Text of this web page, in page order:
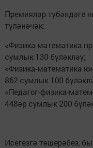
Премияләр түбәндәге
түләнәчәк:
«Физика-математика
сумлык 130 бүләкләү;
«Физика-математика
862 сумлык 100
«Педагог-физика-
448әр сумлык 200
Исегезгә төшерәбез,